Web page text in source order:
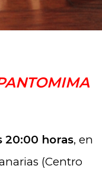
III (TFE)
20:00 horas, en
(Centro